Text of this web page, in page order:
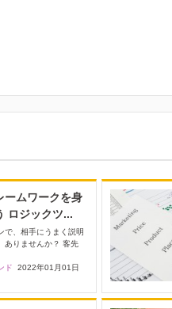
ームワークを身
ロジックツ...
で、相手にうまく説明
ありませんか？ 客先
ド
2022年01月01日